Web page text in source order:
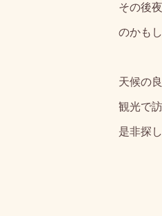
その後
のかも
天候の
観光で
是非探